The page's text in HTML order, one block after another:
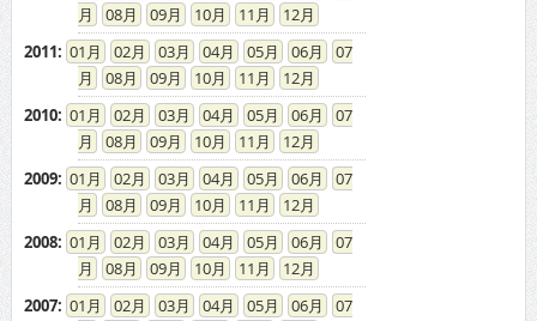
08
09 10 11
12
2011: 01 02 03 04 05 06
07
08
09 10 11
12
2010: 01 02 03 04 05 06
07
08
09 10 11
12
2009: 01 02 03 04 05 06
07
08
09 10 11
12
2008: 01 02 03 04 05 06
07
08
09 10 11
12
2007: 01 02 03 04 05 06
07